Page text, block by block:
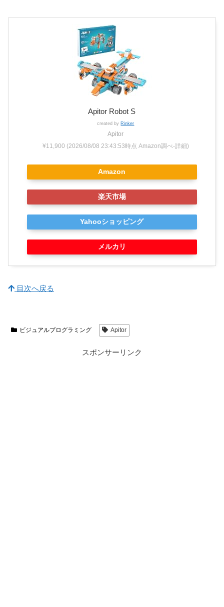
Apitor Robot S
created by Rinker
Apitor
¥11,900 (2026/08/08 23:43:53時点 Amazon調べ-詳細)
Amazon
楽天市場
Yahooショッピング
メルカリ
目次へ戻る
ビジュアルプログラミング Apitor
スポンサーリンク